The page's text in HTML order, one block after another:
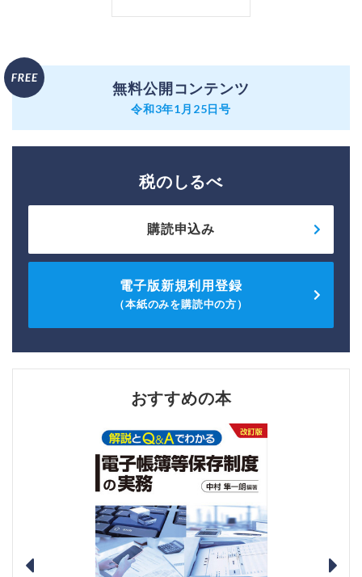
無料公開コンテンツ
令和3年1月25日号
税のしるべ
購読申込み
電子版新規利用登録
（本紙のみを購読中の方）
おすすめの本